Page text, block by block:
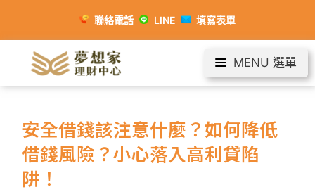
聯絡電話 LINE 填寫表單
MENU 選單
安全借錢該注意什麼？如何降低
借錢風險？小心落入高利貸陷
阱！